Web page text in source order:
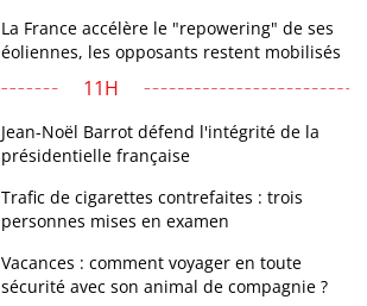
La France accélère le "repowering" de ses
éoliennes, les opposants restent mobilisés
11H
Jean-Noël Barrot défend l'intégrité de la
présidentielle française
Trafic de cigarettes contrefaites : trois
personnes mises en examen
Vacances : comment voyager en toute
sécurité avec son animal de compagnie ?